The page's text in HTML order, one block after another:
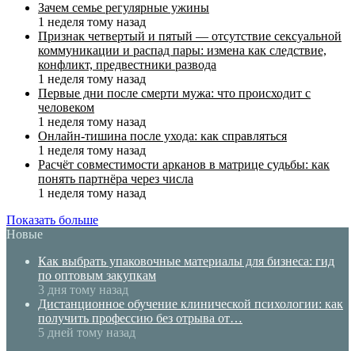
Зачем семье регулярные ужины
1 неделя тому назад
Признак четвертый и пятый — отсутствие сексуальной
коммуникации и распад пары: измена как следствие,
конфликт, предвестники развода
1 неделя тому назад
Первые дни после смерти мужа: что происходит с
человеком
1 неделя тому назад
Онлайн-тишина после ухода: как справляться
1 неделя тому назад
Расчёт совместимости арканов в матрице судьбы: как
понять партнёра через числа
1 неделя тому назад
Показать больше
Новые
Как выбрать упаковочные материалы для бизнеса: гид
по оптовым закупкам
3 дня тому назад
Дистанционное обучение клинической психологии: как
получить профессию без отрыва от…
5 дней тому назад